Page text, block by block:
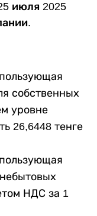
июля 2025
собственных
уровне
26,6448 тенге
НДС за 1